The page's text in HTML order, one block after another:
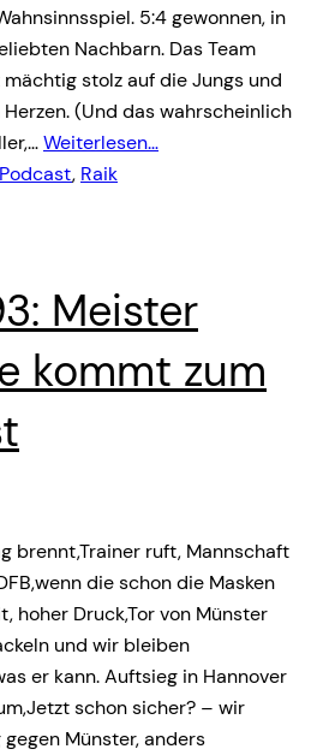
5:4 gewonnen, in
Nachbarn. Das Team
mächtig stolz auf die Jungs und
(Und das wahrscheinlich
Weiterlesen…
Podcast, Raik
Meister
kommt zum
brennt,Trainer ruft, Mannschaft
die schon die Masken
hoher Druck,Tor von Münster
und wir bleiben
er kann. Auftsieg in Hannover
schon sicher? – wir
Münster, anders